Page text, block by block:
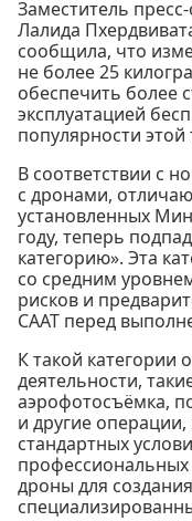
Заместитель
Лалида
сообщила, что
не более 25
обеспечить более
эксплуатацией
популярности этой
В соответствии с
с дронами,
установленных
году, теперь
категорию». Эта
со средним
рисков и
CAAT перед
К такой категории
деятельности,
аэрофотосъёмка,
и другие
стандартных
дроны для